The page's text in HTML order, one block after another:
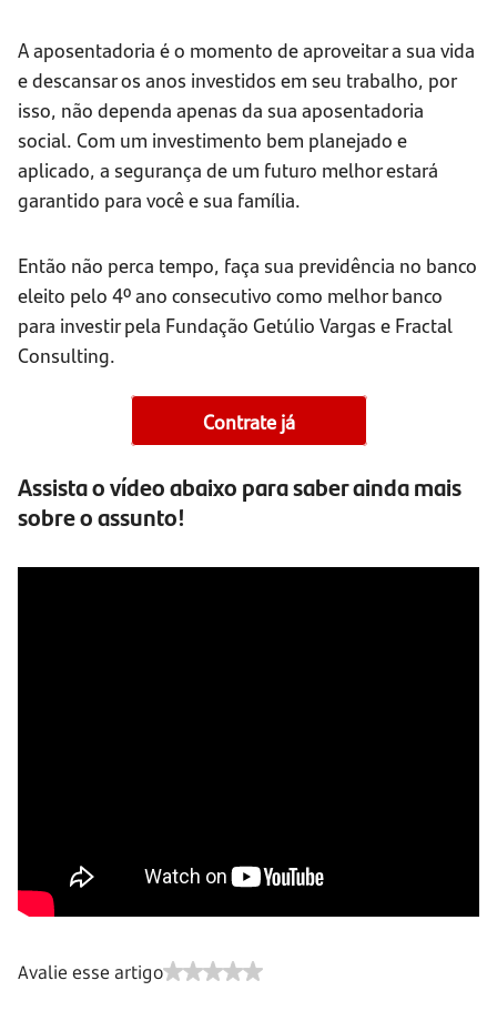
A aposentadoria é o momento de aproveitar a sua vida
e descansar os anos investidos em seu trabalho, por
isso, não dependa apenas da sua aposentadoria
social. Com um investimento bem planejado e
aplicado, a segurança de um futuro melhor estará
garantido para você e sua família.
Então não perca tempo, faça sua previdência no banco
eleito pelo 4º ano consecutivo como melhor banco
para investir pela Fundação Getúlio Vargas e Fractal
Consulting.
Contrate já
Assista o vídeo abaixo para saber ainda mais
sobre o assunto!
Avalie esse artigo